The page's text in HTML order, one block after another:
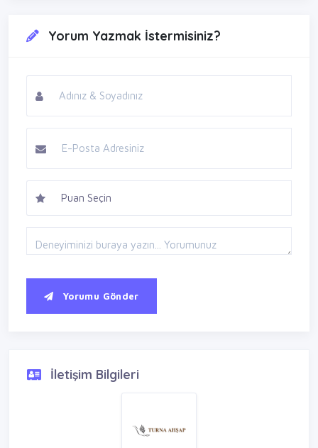
Yorum Yazmak İstermisiniz?
Yorumu Gönder
İletişim Bilgileri